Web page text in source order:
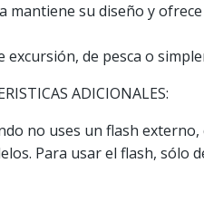
mantiene su diseño y
excursión, de pesca o
ADICIONALES:
no uses un flash
Para usar el flash, sólo